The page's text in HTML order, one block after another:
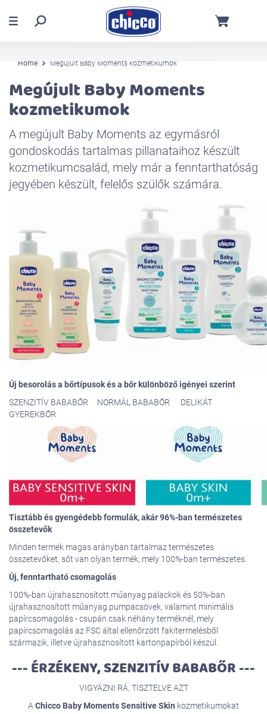
Home Megújult Baby Moments kozmetikumok
Megújult Baby Moments
kozmetikumok
A megújult Baby Moments az egymásról
gondoskodás tartalmas pillanataihoz készült
kozmetikumcsalád, mely már a fenntarthatóság
jegyében készült, felelős szülők számára.
Új besorolás a bőrtípusok és a bőr különböző igényei szerint
SZENZITÍV BABABŐR NORMÁL BABABŐR DELIKÁT
GYEREKBŐR
Tisztább és gyengédebb formulák, akár 96%-ban természetes
összetevők
Minden termék magas arányban tartalmaz természetes
összetevőket, sőt van olyan termék, mely 100%-ban természetes.
Új, fenntartható csomagolás
100%-ban újrahasznosított műanyag palackok és 50%-ban
újrahasznosított műanyag pumpacsövek, valamint minimális
papírcsomagolás - csupán csak néhány terméknél, mely
papírcsomagolás az FSC által ellenőrzött fakitermelésből
származik, illetve újrahasznosított kartonpapírból készül.
--- ÉRZÉKENY, SZENZITÍV BABABŐR ---
VIGYÁZNI RÁ, TISZTELVE AZT
A Chicco Baby Moments Sensitive Skin kozmetikumokat